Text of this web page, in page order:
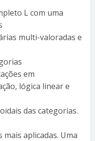
L com uma
multi-valoradas e
em
lógica linear e
das categorias.
aplicadas. Uma